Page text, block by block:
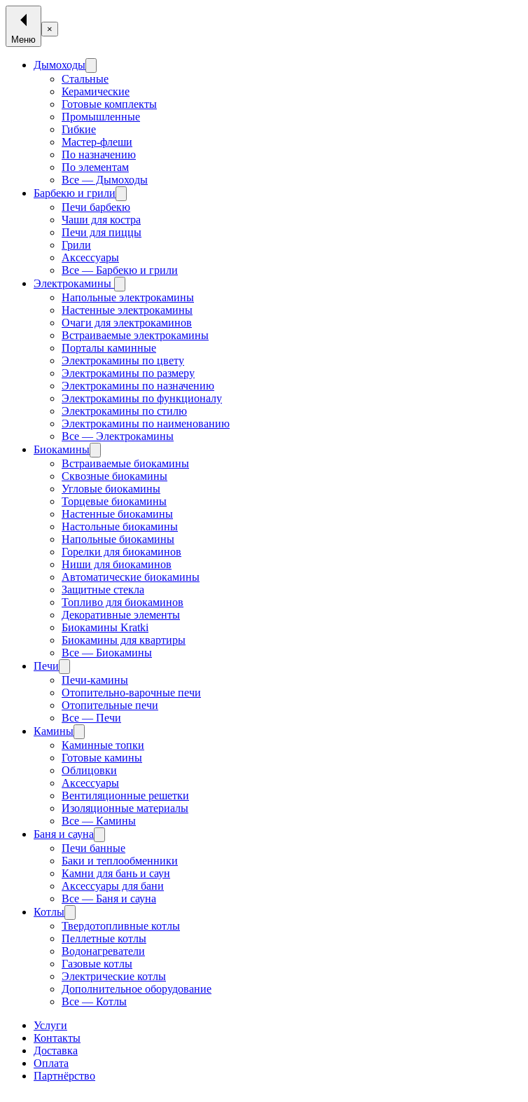
Меню
×
Дымоходы
Стальные
Керамические
Готовые комплекты
Промышленные
Гибкие
Мастер-флеши
По назначению
По элементам
Все — Дымоходы
Барбекю и грили
Печи барбекю
Чаши для костра
Печи для пиццы
Грили
Аксессуары
Все — Барбекю и грили
Электрокамины
Напольные электрокамины
Настенные электрокамины
Очаги для электрокаминов
Встраиваемые электрокамины
Порталы каминные
Электрокамины по цвету
Электрокамины по размеру
Электрокамины по назначению
Электрокамины по функционалу
Электрокамины по стилю
Электрокамины по наименованию
Все — Электрокамины
Биокамины
Встраиваемые биокамины
Сквозные биокамины
Угловые биокамины
Торцевые биокамины
Настенные биокамины
Настольные биокамины
Напольные биокамины
Горелки для биокаминов
Ниши для биокаминов
Автоматические биокамины
Защитные стекла
Топливо для биокаминов
Декоративные элементы
Биокамины Kratki
Биокамины для квартиры
Все — Биокамины
Печи
Печи-камины
Отопительно-варочные печи
Отопительные печи
Все — Печи
Камины
Каминные топки
Готовые камины
Облицовки
Аксессуары
Вентиляционные решетки
Изоляционные материалы
Все — Камины
Баня и сауна
Печи банные
Баки и теплообменники
Камни для бань и саун
Аксессуары для бани
Все — Баня и сауна
Котлы
Твердотопливные котлы
Пеллетные котлы
Водонагреватели
Газовые котлы
Электрические котлы
Дополнительное оборудование
Все — Котлы
Услуги
Контакты
Доставка
Оплата
Партнёрство